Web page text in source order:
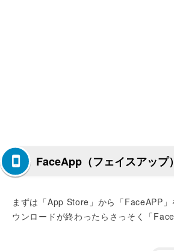
FaceApp（フェイスアップ
まずは「App Store」から「FaceAPP
ウンロードが終わったらさっそく「